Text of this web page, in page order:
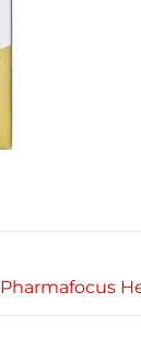
Pharmafocus